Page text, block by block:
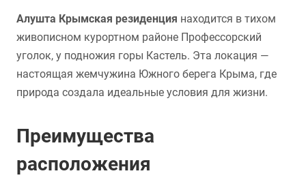
Алушта Крымская резиденция находится в тихом
живописном курортном районе Профессорский
уголок, у подножия горы Кастель. Эта локация —
настоящая жемчужина Южного берега Крыма, где
природа создала идеальные условия для жизни.
Преимущества
расположения